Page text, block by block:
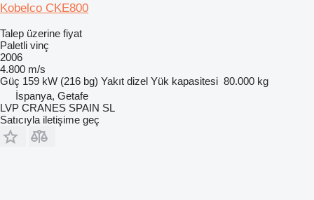
Kobelco CKE800
Talep üzerine fiyat
Paletli vinç
2006
4.800 m/s
Güç 159 kW (216 bg) Yakıt dizel Yük kapasitesi 80.000 kg
İspanya, Getafe
LVP CRANES SPAIN SL
Satıcıyla iletişime geç